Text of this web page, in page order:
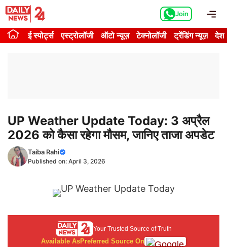
Skip
content
Join
ई स्पोर्ट्स एस्ट्रोलॉजी ऑटो न्यूज़ टेक्नोलॉजी ट्रेंडिंग न्यूज़ देश
UP Weather Update Today: 3 अप्रैल
2026 को कैसा रहेगा मौसम, जानिए ताजा अपडेट
Taiba Rahi
Published on: April 3, 2026
Your Trusted Source of Truth
Available AsPreferred Source On